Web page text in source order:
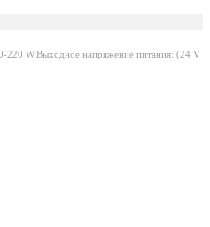
220 W.Выходное напряжение питания: (24 V